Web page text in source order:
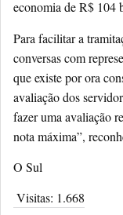
economia de R$ 104
Para facilitar a
conversas com
que existe por ora
avaliação dos
fazer uma avaliação
nota máxima”,
O Sul
Visitas: 1.668